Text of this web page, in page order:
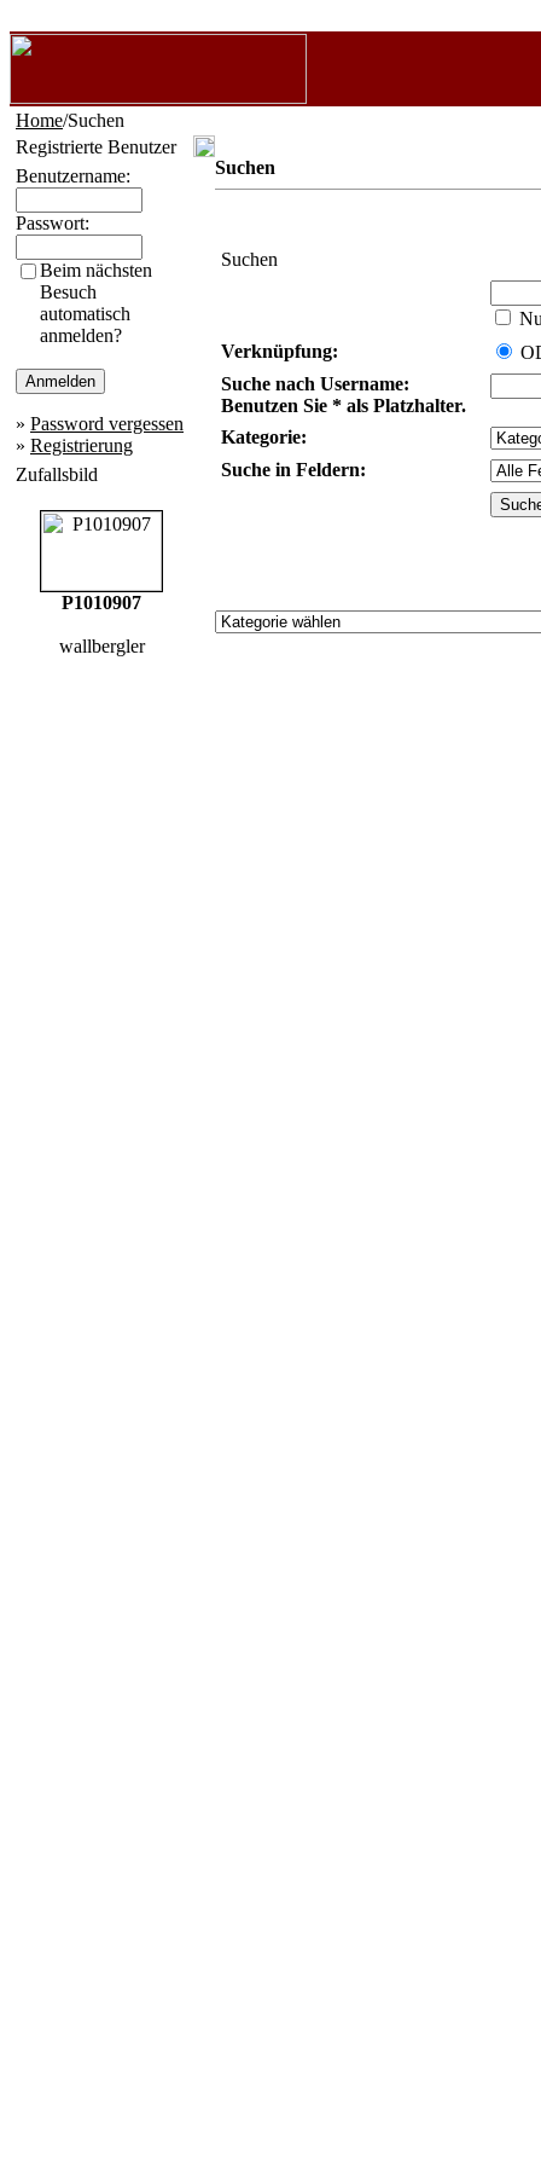
Home/Suchen
Registrierte Benutzer
Benutzername:
Passwort:
Beim nächsten
Besuch
automatisch
anmelden?
» Password vergessen
» Registrierung
Zufallsbild
P1010907
wallbergler
Suchen
Suchen
Verknüpfung:
Suche nach Username:
Benutzen Sie * als Platzhalter.
Kategorie:
Suche in Feldern: